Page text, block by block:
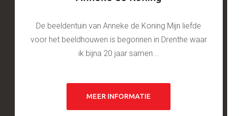
De beeldentuin van Anneke de Koning Mijn liefde
voor het beeldhouwen is begonnen in Drenthe waar
ik bijna 20 jaar samen...
MEER INFORMATIE